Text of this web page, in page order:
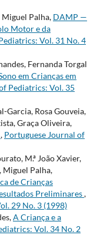
Palha, DAMP —
Motor e da
Vol. 31 No. 4
Fernanda Torgal
em Crianças em
Pediatrics: Vol. 35
Garcia, Rosa Gouveia,
Graça Oliveira,
, Portuguese Journal of
M.ª João Xavier,
Miguel Palha,
de Crianças
Preliminares,
29 No. 3 (1998)
A Criança e a
Vol. 34 No. 2